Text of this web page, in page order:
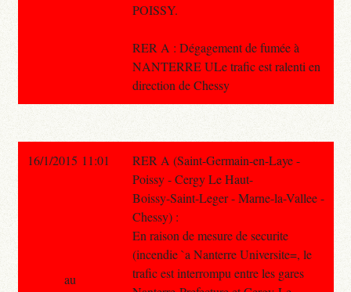
POISSY.
RER A : Dégagement de fumée à
NANTERRE ULe trafic est ralenti en
direction de Chessy
16/1/2015 11:01
RER A (Saint-Germain-en-Laye -
Poissy - Cergy Le Haut-
Boissy-Saint-Leger - Marne-la-Vallee -
Chessy) :
En raison de mesure de securite
(incendie `a Nanterre Universite=, le
trafic est interrompu entre les gares
au